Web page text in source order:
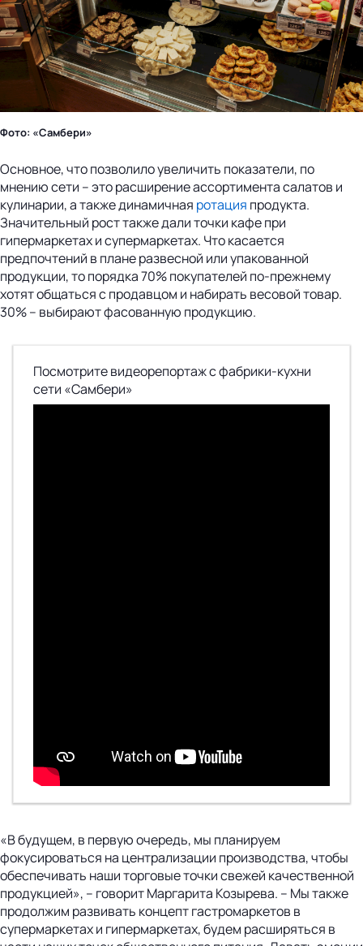
Фото: «Самбери»
Основное, что позволило увеличить показатели, по
мнению сети – это расширение ассортимента салатов и
кулинарии, а также динамичная ротация продукта.
Значительный рост также дали точки кафе при
гипермаркетах и супермаркетах. Что касается
предпочтений в плане развесной или упакованной
продукции, то порядка 70% покупателей по-прежнему
хотят общаться с продавцом и набирать весовой товар.
30% – выбирают фасованную продукцию.
Посмотрите видеорепортаж с фабрики-кухни
сети «Самбери»
«В будущем, в первую очередь, мы планируем
фокусироваться на централизации производства, чтобы
обеспечивать наши торговые точки свежей качественной
продукцией», – говорит Маргарита Козырева. – Мы также
продолжим развивать концепт гастромаркетов в
супермаркетах и гипермаркетах, будем расширяться в